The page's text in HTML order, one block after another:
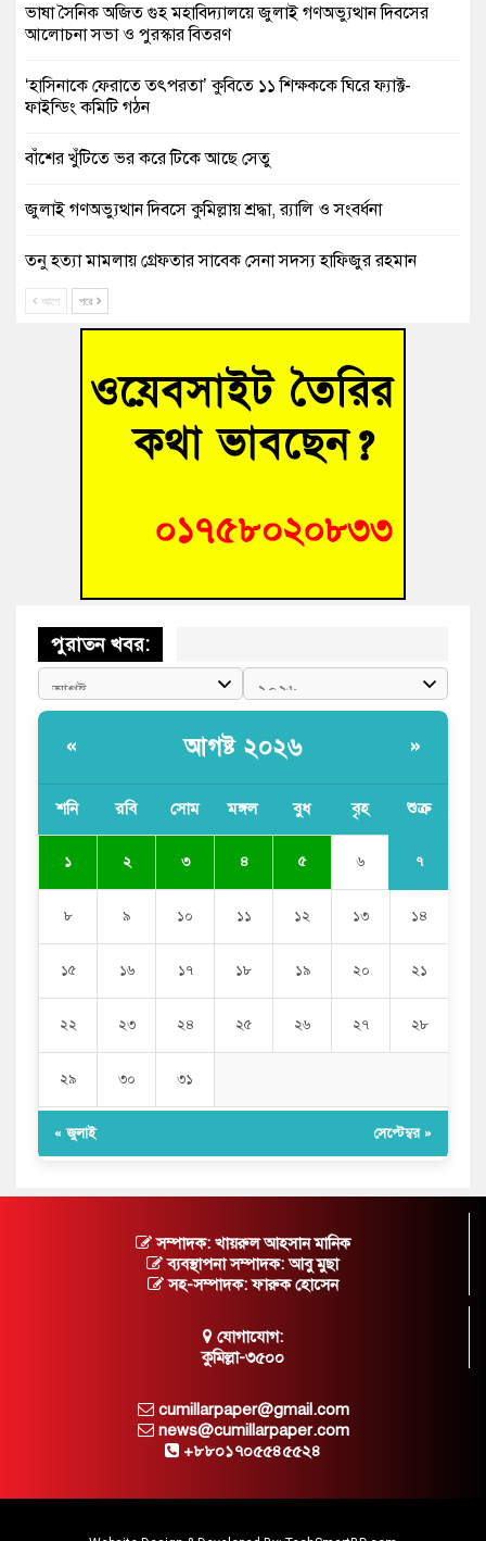
ভাষা সৈনিক অজিত গুহ মহাবিদ্যালয়ে জুলাই গণঅভ্যুত্থান দিবসের
আলোচনা সভা ও পুরস্কার বিতরণ
‘হাসিনাকে ফেরাতে তৎপরতা’ কুবিতে ১১ শিক্ষককে ঘিরে ফ্যাক্ট-
ফাইন্ডিং কমিটি গঠন
বাঁশের খুঁটিতে ভর করে টিকে আছে সেতু
জুলাই গণঅভ্যুত্থান দিবসে কুমিল্লায় শ্রদ্ধা, র‍্যালি ও সংবর্ধনা
তনু হত্যা মামলায় গ্রেফতার সাবেক সেনা সদস্য হাফিজুর রহমান
আহত শিক্ষার্থীদের দেখতে গিয়ে মেডিকেলের ক্যান্টিনে অবরুদ্ধ জবি
হোমনায় বিধবা নারীর জমি দখল ও জীবননাশের হুমকির অভিযোগ
বুড়িচংয়ে অতিথি পাখির আবাসস্থল সংরক্ষণে প্রশাসনের উদ্যোগ; ৯
বুড়িচংয়ে জুলাই গণঅভ্যুত্থান দিবস উদযাপন উপলক্ষে প্রস্তুতিমূলক
আগে পরে
পুরাতন খবর:
« আগষ্ট ২০২৬ »
শনি রবি সোম মঙ্গল বুধ বৃহ শুক্র
১ ২ ৩ ৪ ৫ ৬ ৭
৮ ৯ ১০ ১১ ১২ ১৩ ১৪
১৫ ১৬ ১৭ ১৮ ১৯ ২০ ২১
২২ ২৩ ২৪ ২৫ ২৬ ২৭ ২৮
২৯ ৩০ ৩১
« জুলাই সেপ্টেম্বর »
সম্পাদক: খায়রুল আহসান মানিক
ব্যবস্থাপনা সম্পাদক: আবু মুছা
সহ-সম্পাদক: ফারুক হোসেন
যোগাযোগ:
কুমিল্লা-৩৫০০
cumillarpaper@gmail.com
news@cumillarpaper.com
+৮৮০১৭০৫৫৪৫৫২৪